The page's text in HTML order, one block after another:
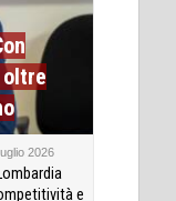
2026
e